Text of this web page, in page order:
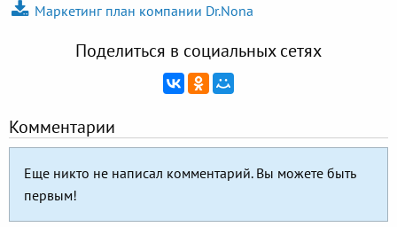
Маркетинг план компании Dr.Nona
Поделиться в социальных сетях
Комментарии
Еще никто не написал комментарий. Вы можете быть
первым!